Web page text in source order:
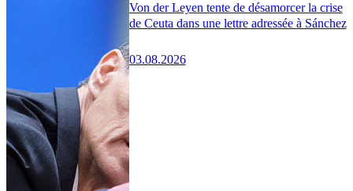
Von der Leyen tente de désamorcer la crise
de Ceuta dans une lettre adressée à Sánchez
03.08.2026